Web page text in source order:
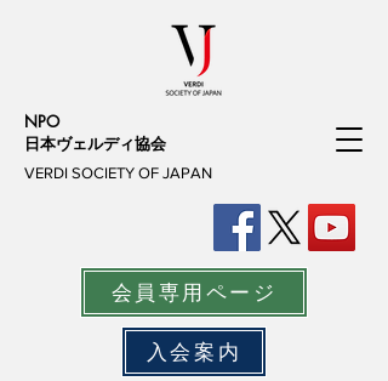
NPO
日本ヴェルディ協会
VERDI SOCIETY OF JAPAN
会員専用ページ
入会案内